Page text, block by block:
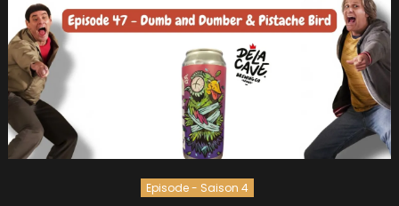
Episode - Saison 4